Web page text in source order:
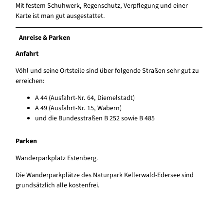
Mit festem Schuhwerk, Regenschutz, Verpflegung und einer
Karte ist man gut ausgestattet.
Anreise & Parken
Anfahrt
Vöhl und seine Ortsteile sind über folgende Straßen sehr gut zu
erreichen:
A 44 (Ausfahrt-Nr. 64, Diemelstadt)
A 49 (Ausfahrt-Nr. 15, Wabern)
und die Bundesstraßen B 252 sowie B 485
Parken
Wanderparkplatz Estenberg.
Die Wanderparkplätze des Naturpark Kellerwald-Edersee sind
grundsätzlich alle kostenfrei.